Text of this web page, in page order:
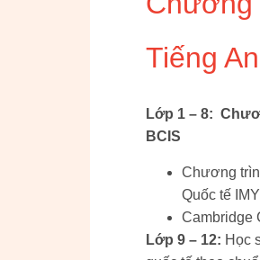
Tiếng
Lớp 1 – 8:
BCIS
Chương
Quốc tế
Cambridge
Lớp 9 – 12: Học